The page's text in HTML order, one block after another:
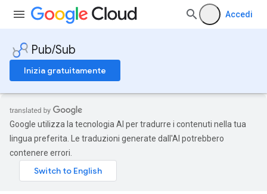
Accedi
Pub/Sub
Inizia gratuitamente
Google utilizza la tecnologia AI per tradurre i contenuti nella tua
lingua preferita. Le traduzioni generate dall'AI potrebbero
contenere errori.